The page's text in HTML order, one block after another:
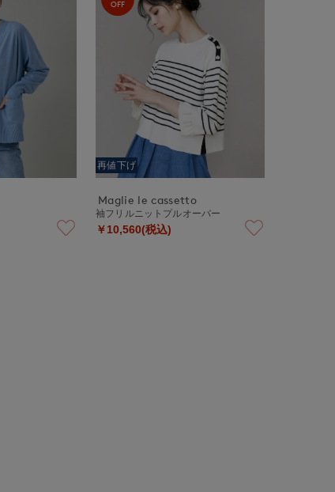
OFF
再値下げ
Maglie le cassetto
袖フリルニットプルオーバー
￥10,560(税込)